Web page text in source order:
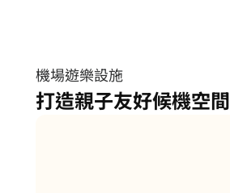
機場遊樂設施
打造親子友好候機空間